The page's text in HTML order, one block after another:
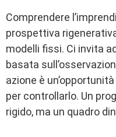
Comprendere
prospettiva
modelli fissi. Ci invita
basata
azione è
per controllarlo. Un
rigido, ma un quadro